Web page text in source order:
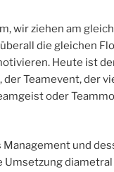
wir ziehen am
die gleichen
Heute ist
Teamevent, der
oder
und
diametral